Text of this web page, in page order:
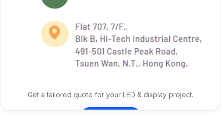
Get a tailored quote for your LED & display project.